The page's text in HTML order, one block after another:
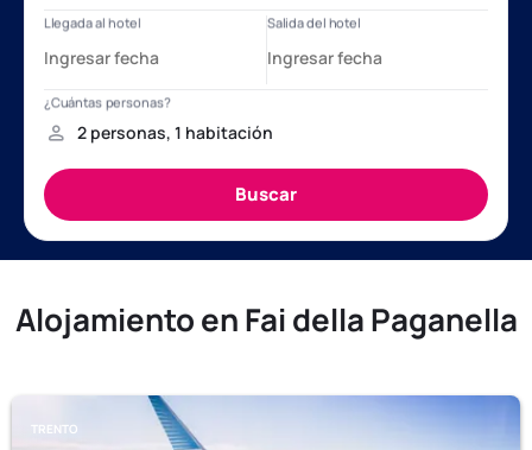
Alojamiento en Fai della Paganella
TRENTO